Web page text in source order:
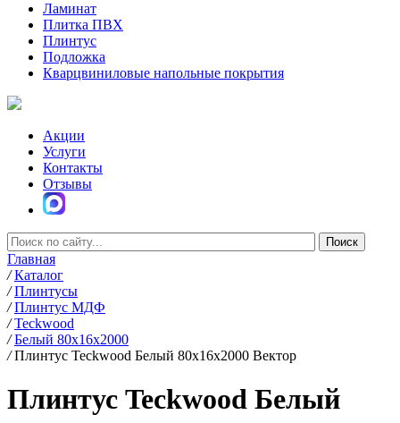
Ламинат
Плитка ПВХ
Плинтус
Подложка
Кварцвиниловые напольные покрытия
Акции
Услуги
Контакты
Отзывы
Главная
/ Каталог
/ Плинтусы
/ Плинтус МДФ
/ Teckwood
/ Белый 80х16х2000
/ Плинтус Teckwood Белый 80х16х2000 Вектор
Плинтус Teckwood Белый